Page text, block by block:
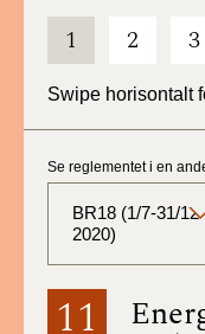
1 2 3
Swipe horisontalt
11
Se reglementet i en
BR18 (1/7-31/12
2020)
BR18 (Aktuelt)